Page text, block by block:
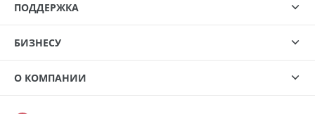
ПОДДЕРЖКА
БИЗНЕСУ
О КОМПАНИИ